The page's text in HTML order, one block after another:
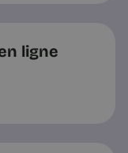
ligne